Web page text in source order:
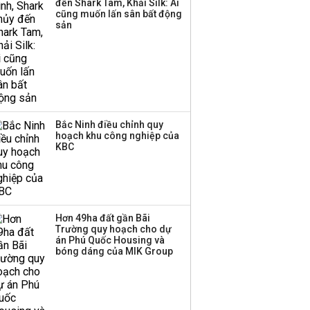
Thành viên HĐQT
đến Shark Tam, Khải Silk: Ai
cũng muốn lấn sân bất động
sản
Bắc Ninh điều chỉnh quy
hoạch khu công nghiệp của
KBC
Hơn 49ha đất gần Bãi
Trường quy hoạch cho dự
án Phú Quốc Housing và
bóng dáng của MIK Group